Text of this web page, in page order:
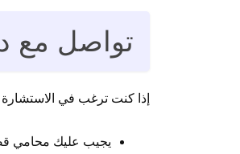
تواصل مع دار التوجه
إذا كنت ترغب في
يجيب عليك محامي